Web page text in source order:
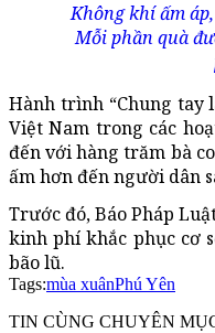
Không khí ấm
Mỗi phần quà
Hành trình “Chung tay
Việt Nam trong các
đến với hàng trăm bà
ấm hơn đến người dân
Trước đó, Báo Pháp
kinh phí khắc phục cơ
bão lũ.
Tags:mùa xuânPhú Yên
TIN CÙNG CHUYÊN